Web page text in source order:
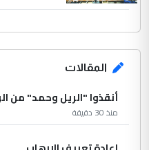
المقالات
أنقذوا "الريل وحمد" من
منذ 30 دقيقة